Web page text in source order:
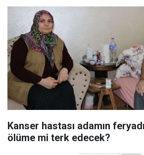
Kanser hastası adamın
ölüme mi terk edecek?